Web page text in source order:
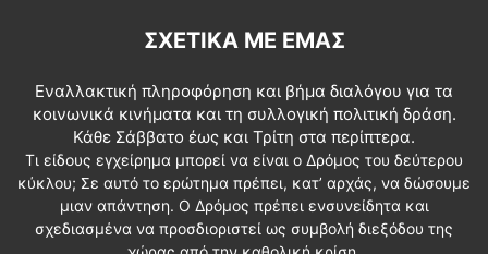
ΣΧΕΤΙΚΆ ΜΕ ΕΜΆΣ
Εναλλακτική πληροφόρηση και βήμα διαλόγου για τα
κοινωνικά κινήματα και τη συλλογική πολιτική δράση.
Κάθε Σάββατο έως και Τρίτη στα περίπτερα.
Τι είδους εγχείρημα μπορεί να είναι ο Δρόμος του δεύτερου
κύκλου; Σε αυτό το ερώτημα πρέπει, κατ’ αρχάς, να δώσουμε
μιαν απάντηση. Ο Δρόμος πρέπει ενσυνείδητα και
σχεδιασμένα να προσδιοριστεί ως συμβολή διεξόδου της